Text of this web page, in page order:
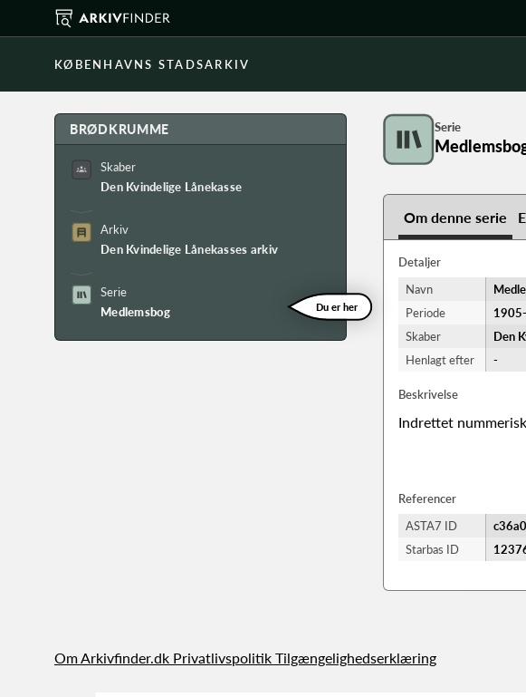
KØBENHAVNS STADSARKIV
BRØDKRUMME
Skaber
Den Kvindelige Lånekasse
Arkiv
Den Kvindelige Lånekasses arkiv
Serie
Medlemsbog
Du er her
Serie
Om denne serie
Detaljer
Navn
Periode
Skaber
Den
Henlagt efter
-
Beskrivelse
Indrettet
Referencer
ASTA7 ID
Starbas ID
Om Arkivfinder.dk Privatlivspolitik Tilgængelighedserklæring